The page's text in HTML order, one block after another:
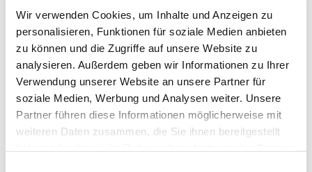
Wir verwenden Cookies, um Inhalte und Anzeigen zu
personalisieren, Funktionen für soziale Medien anbieten
zu können und die Zugriffe auf unsere Website zu
analysieren. Außerdem geben wir Informationen zu Ihrer
Verwendung unserer Website an unsere Partner für
soziale Medien, Werbung und Analysen weiter. Unsere
Partner führen diese Informationen möglicherweise mit
weiteren Daten zusammen, die Sie ihnen bereitgestellt
Da der Kurs ehrenamtlich organisiert wird, wird
bei dererstmaligen Teilnahmeum eine kurze
Kontaktaufnahme per E-Mail an
a.holz@kirchengemeinde-staaken.de
gebeten.